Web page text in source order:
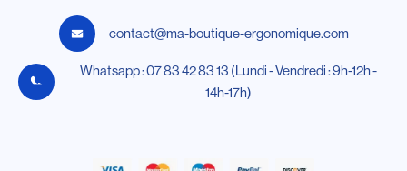
contact@ma-boutique-ergonomique.com
Whatsapp : 07 83 42 83 13 (Lundi - Vendredi : 9h-12h -
14h-17h)